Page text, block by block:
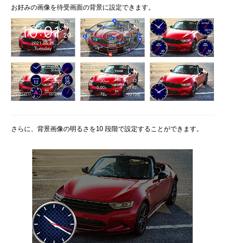
お好みの画像を待受画面の背景に設定できます。
さらに、背景画像の明るさを10 段階で設定することができます。